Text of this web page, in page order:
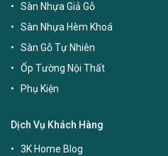
Sàn Nhựa Giả Gỗ
Sàn Nhựa Hèm Khoá
Sàn Gỗ Tự Nhiên
Ốp Tường Nội Thất
Phụ Kiện
Dịch Vụ Khách Hàng
3K Home Blog